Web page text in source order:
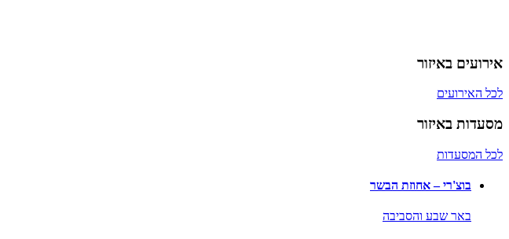
אירועים באיזור
לכל האירועים
מסעדות באיזור
לכל המסעדות
בוצ'רי – אחוזת הבשר
באר שבע והסביבה